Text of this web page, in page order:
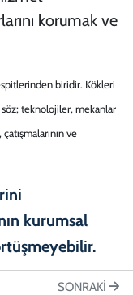
korumak ve
biridir. Kökleri
teknolojiler, mekanlar
ve
SONRAKI